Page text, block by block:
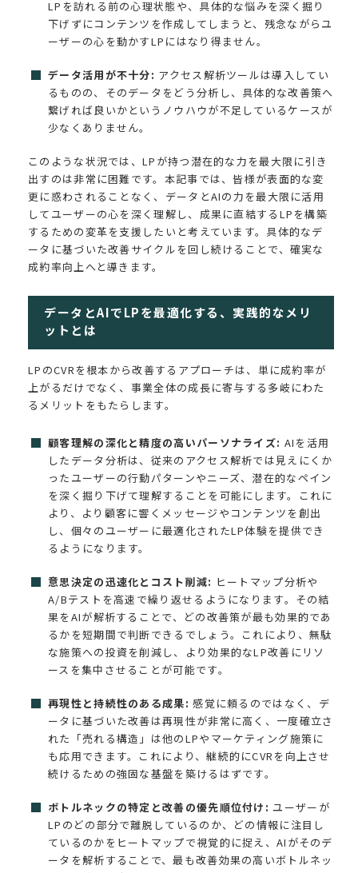
LPを訪れる前の心理状態や、具体的な悩みを深く掘り
下げずにコンテンツを作成してしまうと、残念ながらユ
ーザーの心を動かすLPにはなり得ません。
データ活用が不十分: アクセス解析ツールは導入してい
るものの、そのデータをどう分析し、具体的な改善策へ
繋げれば良いかというノウハウが不足しているケースが
少なくありません。
このような状況では、LPが持つ潜在的な力を最大限に引き
出すのは非常に困難です。本記事では、皆様が表面的な変
更に惑わされることなく、データとAIの力を最大限に活用
してユーザーの心を深く理解し、成果に直結するLPを構築
するための変革を支援したいと考えています。具体的なデ
ータに基づいた改善サイクルを回し続けることで、確実な
成約率向上へと導きます。
データとAIでLPを最適化する、実践的なメリ
ットとは
LPのCVRを根本から改善するアプローチは、単に成約率が
上がるだけでなく、事業全体の成長に寄与する多岐にわた
るメリットをもたらします。
顧客理解の深化と精度の高いパーソナライズ: AIを活用
したデータ分析は、従来のアクセス解析では見えにくか
ったユーザーの行動パターンやニーズ、潜在的なペイン
を深く掘り下げて理解することを可能にします。これに
より、より顧客に響くメッセージやコンテンツを創出
し、個々のユーザーに最適化されたLP体験を提供でき
るようになります。
意思決定の迅速化とコスト削減: ヒートマップ分析や
A/Bテストを高速で繰り返せるようになります。その結
果をAIが解析することで、どの改善策が最も効果的であ
るかを短期間で判断できるでしょう。これにより、無駄
な施策への投資を削減し、より効果的なLP改善にリソ
ースを集中させることが可能です。
再現性と持続性のある成果: 感覚に頼るのではなく、デ
ータに基づいた改善は再現性が非常に高く、一度確立さ
れた「売れる構造」は他のLPやマーケティング施策に
も応用できます。これにより、継続的にCVRを向上させ
続けるための強固な基盤を築けるはずです。
ボトルネックの特定と改善の優先順位付け: ユーザーが
LPのどの部分で離脱しているのか、どの情報に注目し
ているのかをヒートマップで視覚的に捉え、AIがそのデ
ータを解析することで、最も改善効果の高いボトルネッ